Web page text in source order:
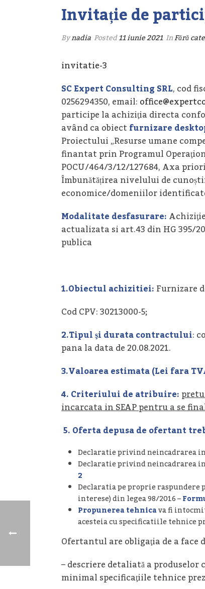
Invitație de
Bynadia Posted11 iunie 2021 InFără
invitatie-3
SC Expert Consulting SRL, cod
0256294350, email:
participe la achiziţia directa
având ca obiectfurnizare
Proiectului „Resurse umane
finantat prin Programul
POCU/464/3/12/127684, Axa
Îmbunătățirea nivelului de
economice/domeniilor
Modalitate desfasurare:
actualizata si art.43 din HG
publica
1.Obiectul achizitiei:Furnizare
Cod CPV: 30213000-5;
2.Tipul şi durata contractului:
pana la data de 20.08.2021.
3.Valoarea estimata (Lei fara
4. Criteriului de atribuire:
incarcata in SEAP pentru a se
5.Oferta depusa de ofertant
Declaratie privind neincadrarea
Declaratie privind neincadrarea
2
Declaratia pe proprie
interese) din legea 98/2016 –
Propunerea tehnicava fi
acesteia cu specificatiile tehnice
Ofertantul are obligaţia de a
– descriere detaliată a
minimal specificaţiile tehnice